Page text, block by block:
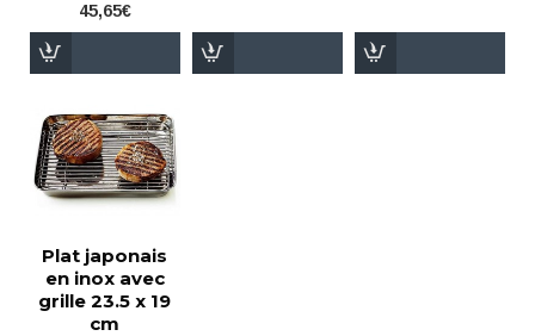
45,65€
Plat japonais
en inox avec
grille 23.5 x 19
cm